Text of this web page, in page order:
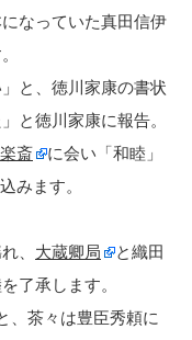
なっていた真田信伊
と、徳川家康の書状
と徳川家康に報告。
斎
に会い「和睦」
みます。
、 大蔵卿局
と織田
了承します。
、茶々は豊臣秀頼に